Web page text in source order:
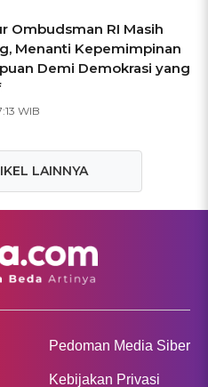
Ombudsman RI Masih
Menanti Kepemimpinan
Demi Demokrasi yang
WIB
LAINNYA
Pedoman Media Siber
Kebijakan Privasi